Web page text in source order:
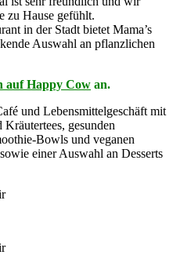
zu Hause gefühlt.
in der Stadt bietet Mama’s
Auswahl an pflanzlichen
aufHappy Cow an.
und Lebensmittelgeschäft mit
gesunden
Bowls und veganen
einer Auswahl an Desserts